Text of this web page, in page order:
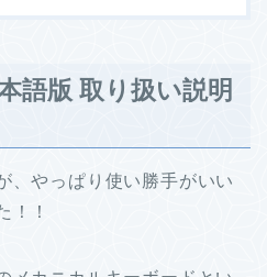
語版 取り扱い説明
、やっぱり使い勝手がいい
！！